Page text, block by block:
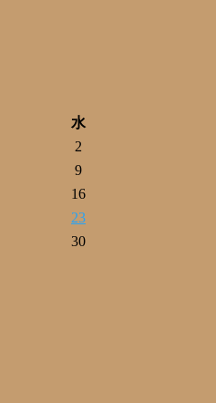
水
2
9
16
23
30